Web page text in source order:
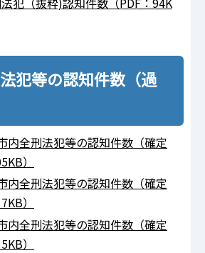
犯等の認知件数（過
全刑法犯等の認知件数（確定
）
全刑法犯等の認知件数（確定
）
全刑法犯等の認知件数（確定
）